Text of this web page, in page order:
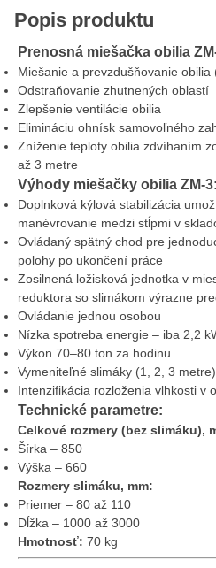
Popis produktu
Prenosná miešačka obilia
Miešanie a prevzdušňovanie obilia
Odstraňovanie zhutnených oblastí
Zlepšenie ventilácie obilia
Elimináciu ohnísk samovoľného
Zníženie teploty obilia zdvíhaním
až 3 metre
Výhody miešačky obilia ZM-3:
Doplnková kýlová stabilizácia
manévrovanie medzi stĺpmi v
Ovládaný spätný chod pre
polohy po ukončení práce
Zosilnená ložisková jednotka v
reduktora so slimákom výrazne
Ovládanie jednou osobou
Nízka spotreba energie – iba 2,2
Výkon 70–80 ton za hodinu
Vymeniteľné slimáky (1, 2, 3
Intenzifikácia rozloženia vlhkosti v
Technické parametre:
Celkové rozmery (bez slimáku),
Šírka – 850
Výška – 660
Rozmery slimáku, mm:
Priemer – 80 až 110
Dĺžka – 1000 až 3000
Hmotnosť: 70 kg